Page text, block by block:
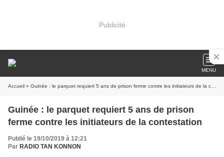
Publicité
MENU
Accueil » Guinée : le parquet requiert 5 ans de prison ferme contre les initiateurs de la contestation
Guinée : le parquet requiert 5 ans de prison
ferme contre les initiateurs de la contestation
Publié le 19/10/2019 à 12:21
Par RADIO TAN KONNON